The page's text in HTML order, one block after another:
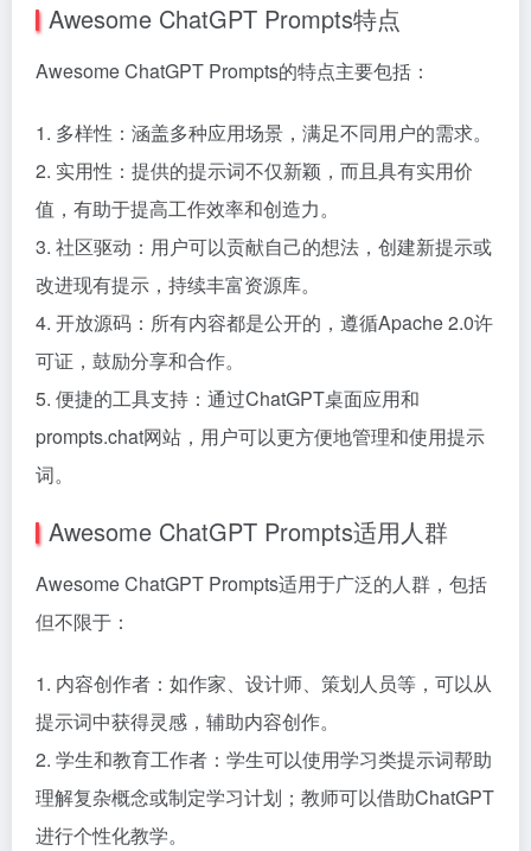
Awesome ChatGPT Prompts特点
Awesome ChatGPT Prompts的特点主要包括：
1. 多样性：涵盖多种应用场景，满足不同用户的需求。
2. 实用性：提供的提示词不仅新颖，而且具有实用价
值，有助于提高工作效率和创造力。
3. 社区驱动：用户可以贡献自己的想法，创建新提示或
改进现有提示，持续丰富资源库。
4. 开放源码：所有内容都是公开的，遵循Apache 2.0许
可证，鼓励分享和合作。
5. 便捷的工具支持：通过ChatGPT桌面应用和
prompts.chat网站，用户可以更方便地管理和使用提示
词。
Awesome ChatGPT Prompts适用人群
Awesome ChatGPT Prompts适用于广泛的人群，包括
但不限于：
1. 内容创作者：如作家、设计师、策划人员等，可以从
提示词中获得灵感，辅助内容创作。
2. 学生和教育工作者：学生可以使用学习类提示词帮助
理解复杂概念或制定学习计划；教师可以借助ChatGPT
进行个性化教学。